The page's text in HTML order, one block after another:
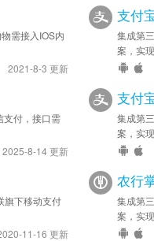
需接入IOS内
2021-8-3 更新
支付
集成第
案，实
支付，接口需
2025-8-14 更新
支付
集成第
案，实
旗下移动支付
11-16 更新
农行
集成第
案，实